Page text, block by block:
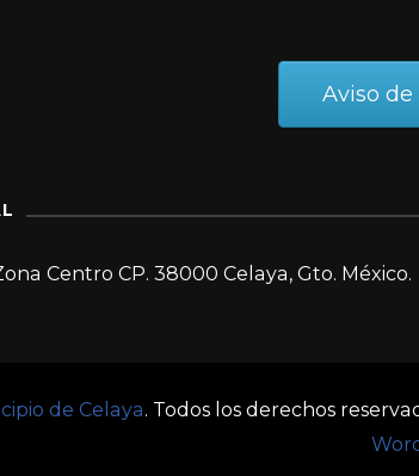
Aviso
Centro CP. 38000 Celaya, Gto. México.
de Celaya. Todos los derechos